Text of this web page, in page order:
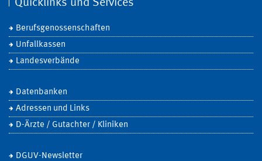
Quicklinks und Services
Berufsgenossenschaften
Unfallkassen
Landesverbände
Datenbanken
Adressen und Links
D-Ärzte / Gutachter / Kliniken
DGUV-Newsletter